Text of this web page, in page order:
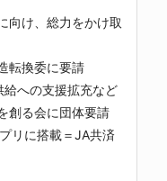
向け、総力をかけ取
転換委に要請
への支援拡充など
創る会に団体要請
リに搭載＝JA共済